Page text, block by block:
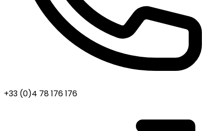
+33 (0)4 78 176 176